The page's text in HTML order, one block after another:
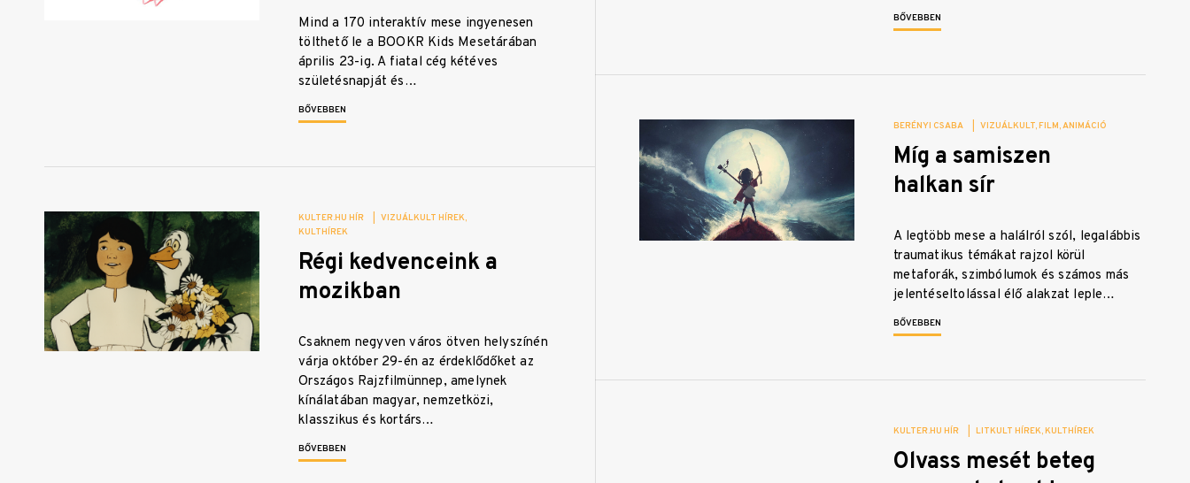
BŐVEBBEN
Mind a 170 interaktív mese ingyenesen
tölthető le a BOOKR Kids Mesetárában
április 23-ig. A fiatal cég kétéves
születésnapját és…
BŐVEBBEN
BERÉNYI CSABA
VIZUÁLKULT FILM ANIMÁCIÓ
Míg a samiszen
halkan sír
A legtöbb mese a halálról szól, legalábbis
traumatikus témákat rajzol körül
metaforák, szimbólumok és számos más
jelentéseltolással élő alakzat leple…
BŐVEBBEN
KULTER.HU HÍR
VIZUÁLKULT HÍREK
KULTHÍREK
Régi kedvenceink a
mozikban
Csaknem negyven város ötven helyszínén
várja október 29-én az érdeklődőket az
Országos Rajzfilmünnep, amelynek
kínálatában magyar, nemzetközi,
klasszikus és kortárs…
BŐVEBBEN
KULTER.HU HÍR LITKULT HÍREK KULTHÍREK
Olvass mesét beteg